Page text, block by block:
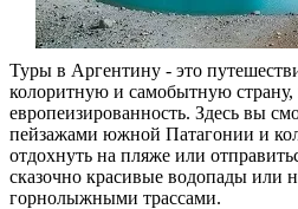
Туры в Аргентину - это
колоритную и самобытную
европеизированность. Здесь вы
пейзажами южной Патагонии и
отдохнуть на пляже или
сказочно красивые водопады или
горнолыжными трассами.